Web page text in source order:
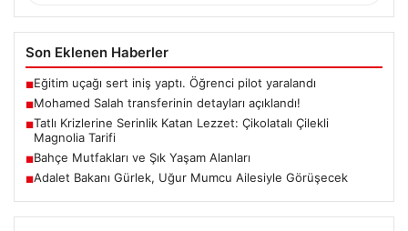
Son Eklenen Haberler
■Eğitim uçağı sert iniş yaptı. Öğrenci pilot yaralandı
■Mohamed Salah transferinin detayları açıklandı!
■Tatlı Krizlerine Serinlik Katan Lezzet: Çikolatalı Çilekli
Magnolia Tarifi
■Bahçe Mutfakları ve Şık Yaşam Alanları
■Adalet Bakanı Gürlek, Uğur Mumcu Ailesiyle Görüşecek